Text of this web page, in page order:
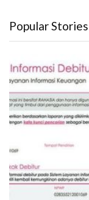
Popular Stories